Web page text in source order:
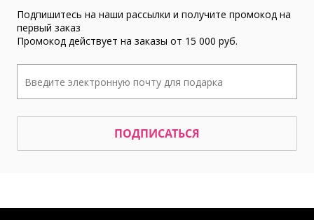
Подпишитесь на наши рассылки и получите промокод на
первый заказ
Промокод действует на заказы от 15 000 руб.
ПОДПИСАТЬСЯ